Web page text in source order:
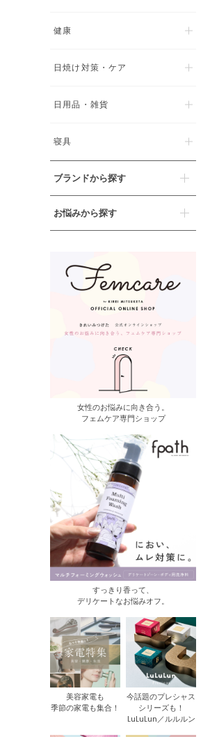
健康
日焼け対策・ケア
日用品・雑貨
寝具
ブランドから探す
お悩みから探す
女性のお悩みに向き合う。
フェムケア専門ショップ
すっきり香って、
デリケートなお悩みオフ。
美容家電も
季節の家電も集合！
今話題のプレシャス
シリーズも！
LuLuLun／ルルルン